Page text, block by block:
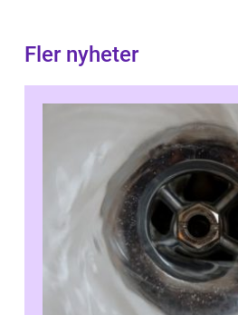
Fler nyheter